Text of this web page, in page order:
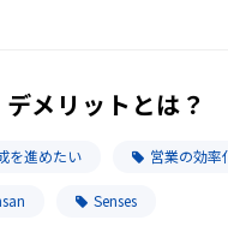
メリットとは？
を進めたい 営業の効率
Senses